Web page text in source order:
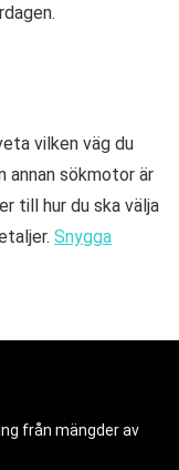
vilken väg du
annan sökmotor är
till hur du ska välja
Snygga
från mängder av